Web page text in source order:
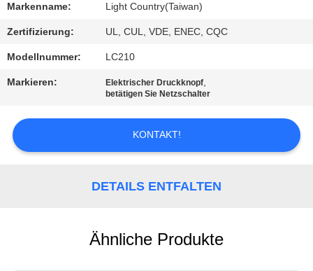
QUALITÄTSKONTROLLE
TRETEN
MIT
UNS
VERBINDUNG
NACHRICHTEN
Markenname: Light Country(Taiwan)
Zertifizierung: UL, CUL, VDE, ENEC, CQC
Modellnummer: LC210
Markieren: Elektrischer Druckknopf,
betätigen Sie Netzschalter
KONTAKT!
DETAILS ENTFALTEN
Ähnliche Produkte